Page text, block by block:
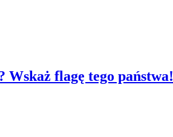
flagę tego państwa!